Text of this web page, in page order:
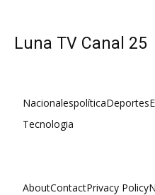
Luna TV Canal 25
NacionalespolíticaDeportes
Tecnologia
AboutContactPrivacy Policy